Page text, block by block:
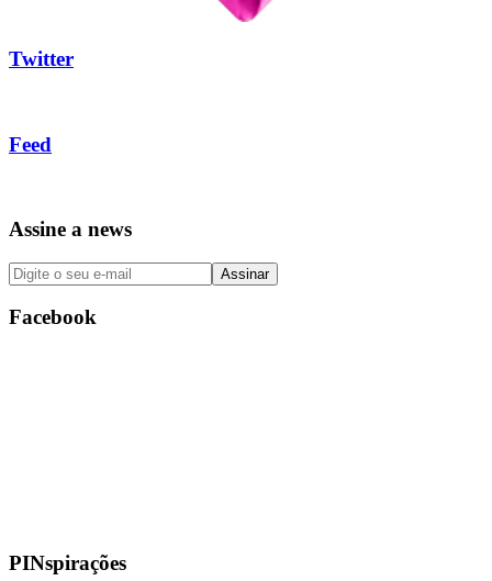
Twitter
Feed
Assine a news
Facebook
PINspirações